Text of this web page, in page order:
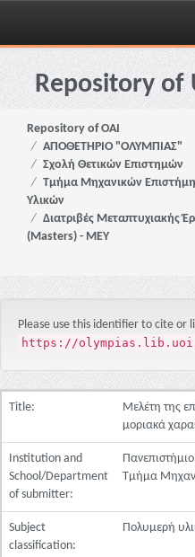
Skip
navigationRepository of
Repository of OAI
ΑΠΟΘΕΤΗΡΙΟ "ΟΛΥΜΠΙΑΣ"
Σχολή Θετικών Επιστημών
Τμήμα Μηχανικών
Υλικών
Διατριβές Μεταπτυχιακής
(Masters) - ΜΕΥ
Please use this identifier to cite or
https://
Title:
Μελέτη της
μοριακά
Institution and
School/Department
of submitter:
Τμήμα
Subject
classification:
Πολυμερή